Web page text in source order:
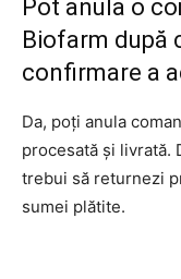
Pot anula o
Biofarm după
confirmare a
Da, poți anula
procesată și livrată.
trebui să returnezi
sumei plătite.